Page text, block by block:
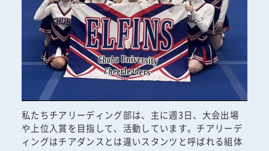
私たちチアリーディング部は、主に週3日、大会出場
や上位入賞を目指して、活動しています。チアリーデ
ィングはチアダンスとは違いスタンツと呼ばれる組体